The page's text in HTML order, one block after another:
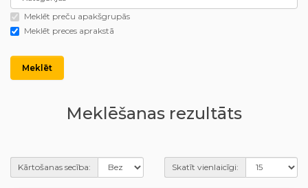
Meklēt preču apakšgrupās
Meklēt preces aprakstā
Meklēšanas rezultāts
Kārtošanas secība: Skatīt vienlaicīgi: